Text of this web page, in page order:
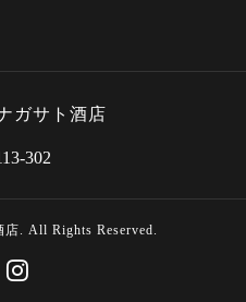
ガサト酒店
302
店. All Rights Reserved.